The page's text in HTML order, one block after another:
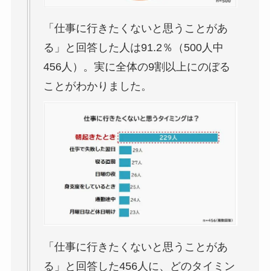
「仕事に行きたくないと思うことがあ
る」と回答した人は91.2％（500人中
456人）。実に全体の9割以上にのぼる
ことがわかりました。
「仕事に行きたくないと思うことがあ
る」と回答した456人に、どのタイミン